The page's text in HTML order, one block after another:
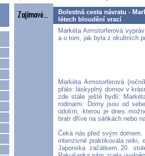
Bolestná cesta návratu -
létech bloudění vrací
Markéta Armstorferová
a o tom, jak byla z okultních
Markéta Armstorferová
přálo: láskyplný domov v
zde stále ještě bydlí:
rodinami. Domy jsou od
údolím, kterou je dnes
bratr dříve na sáňkách nebo
Čeká nás před svým
intenzivně praktikovala reiki,
Japonska začátkem 20.